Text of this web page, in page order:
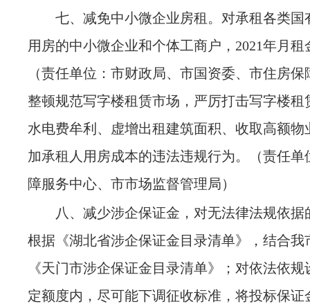
七、减免中小微企业房租。对承租各类国
用房的中小微企业和个体工商户， 2021年月租
（责任单位：市财政局、市国资委、市住房
整顿规范写字楼租赁市场，严厉打击写字楼租
水电费牟利、虚增出租建筑面积、收取高额物
加承租人用房成本的违法违规行为。
（责任
障服务中心、市市场监督管理局）
八、减少涉企保证金，对无法律法规依据
根据《湖北省涉企保证金目录清单》，结合我
《天门市涉企保证金目录清单》；对依法依
定额度内，尽可能下调征收标准，将投标保证